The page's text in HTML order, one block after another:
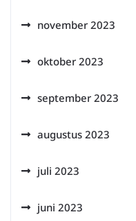
november 2023
oktober 2023
september 2023
augustus 2023
juli 2023
juni 2023